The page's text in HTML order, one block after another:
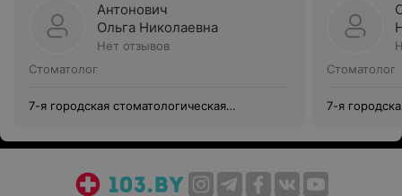
Антонович
Ольга Николаевна
Нет отзывов
Стоматолог
7-я городская стоматологическая
Стоматолог
7-я